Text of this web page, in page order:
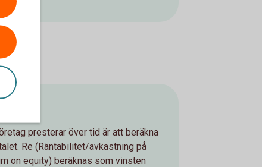
presterar över tid är att beräkna
Re (Räntabilitet/avkastning på
on equity) beräknas som vinsten